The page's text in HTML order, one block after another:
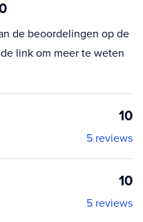
de beoordelingen op de
link om meer te weten
10
5 reviews
10
5 reviews